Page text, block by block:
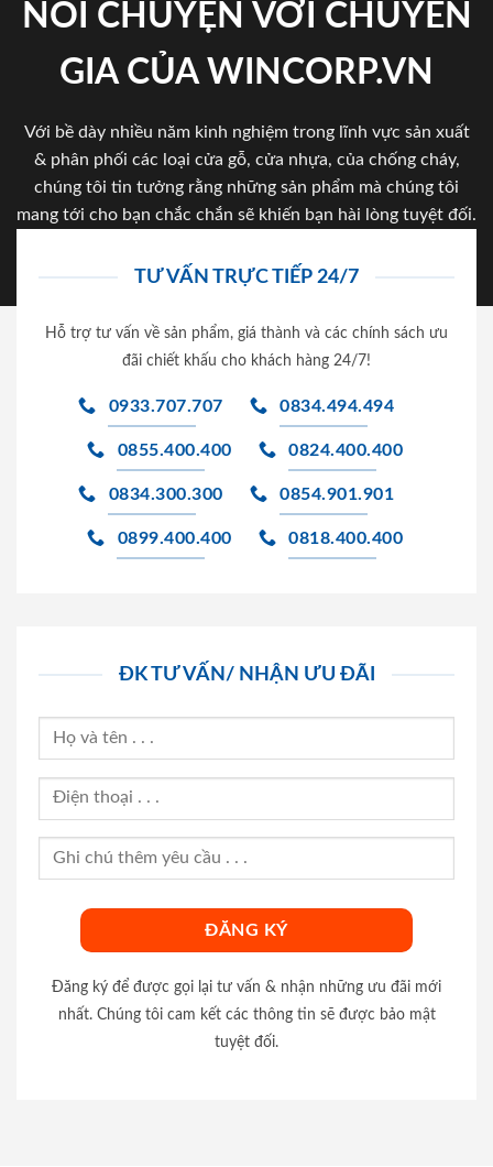
NÓI CHUYỆN VỚI CHUYÊN
GIA CỦA WINCORP.VN
Với bề dày nhiều năm kinh nghiệm trong lĩnh vực sản xuất
& phân phối các loại cửa gỗ, cửa nhựa, của chống cháy,
chúng tôi tin tưởng rằng những sản phẩm mà chúng tôi
mang tới cho bạn chắc chắn sẽ khiến bạn hài lòng tuyệt đối.
TƯ VẤN TRỰC TIẾP 24/7
Hỗ trợ tư vấn về sản phẩm, giá thành và các chính sách ưu
đãi chiết khấu cho khách hàng 24/7!
0933.707.707 0834.494.494
0855.400.400 0824.400.400
0834.300.300 0854.901.901
0899.400.400 0818.400.400
ĐK TƯ VẤN/ NHẬN ƯU ĐÃI
Đăng ký để được gọi lại tư vấn & nhận những ưu đãi mới
nhất. Chúng tôi cam kết các thông tin sẽ được bảo mật
tuyệt đối.